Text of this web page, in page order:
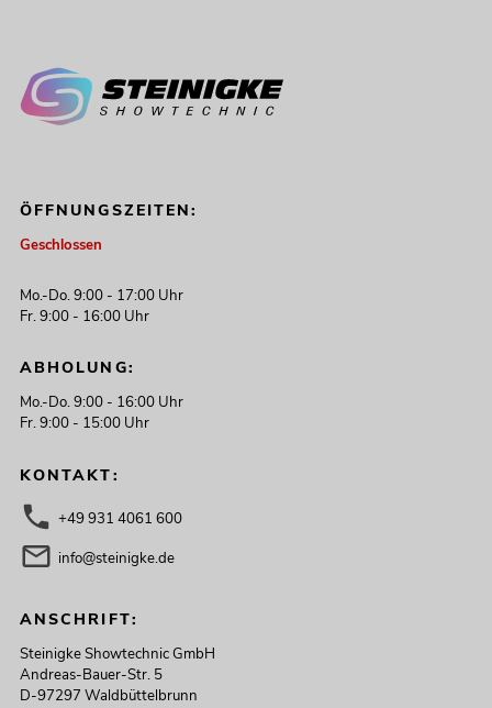
ÖFFNUNGSZEITEN:
Geschlossen
Mo.-Do. 9:00 - 17:00 Uhr
Fr. 9:00 - 16:00 Uhr
ABHOLUNG:
Mo.-Do. 9:00 - 16:00 Uhr
Fr. 9:00 - 15:00 Uhr
KONTAKT:
+49 931 4061 600
info@steinigke.de
ANSCHRIFT:
Steinigke Showtechnic GmbH
Andreas-Bauer-Str. 5
D-97297 Waldbüttelbrunn